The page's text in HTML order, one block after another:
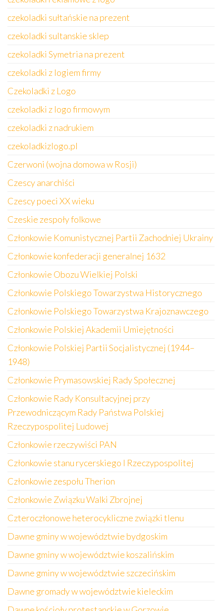
czekoladki sułtańskie na prezent
czekoladki sultanskie sklep
czekoladki Symetria na prezent
czekoladki z logiem firmy
Czekoladki z Logo
czekoladki z logo firmowym
czekoladki z nadrukiem
czekoladkizlogo.pl
Czerwoni (wojna domowa w Rosji)
Czescy anarchiści
Czescy poeci XX wieku
Czeskie zespoły folkowe
Członkowie Komunistycznej Partii Zachodniej Ukrainy
Członkowie konfederacji generalnej 1632
Członkowie Obozu Wielkiej Polski
Członkowie Polskiego Towarzystwa Historycznego
Członkowie Polskiego Towarzystwa Krajoznawczego
Członkowie Polskiej Akademii Umiejętności
Członkowie Polskiej Partii Socjalistycznej (1944–
1948)
Członkowie Prymasowskiej Rady Społecznej
Członkowie Rady Konsultacyjnej przy
Przewodniczącym Rady Państwa Polskiej
Rzeczypospolitej Ludowej
Członkowie rzeczywiści PAN
Członkowie stanu rycerskiego I Rzeczypospolitej
Członkowie zespołu Therion
Członkowie Związku Walki Zbrojnej
Czteroczłonowe heterocykliczne związki tlenu
Dawne gminy w województwie bydgoskim
Dawne gminy w województwie koszalińskim
Dawne gminy w województwie szczecińskim
Dawne gromady w województwie kieleckim